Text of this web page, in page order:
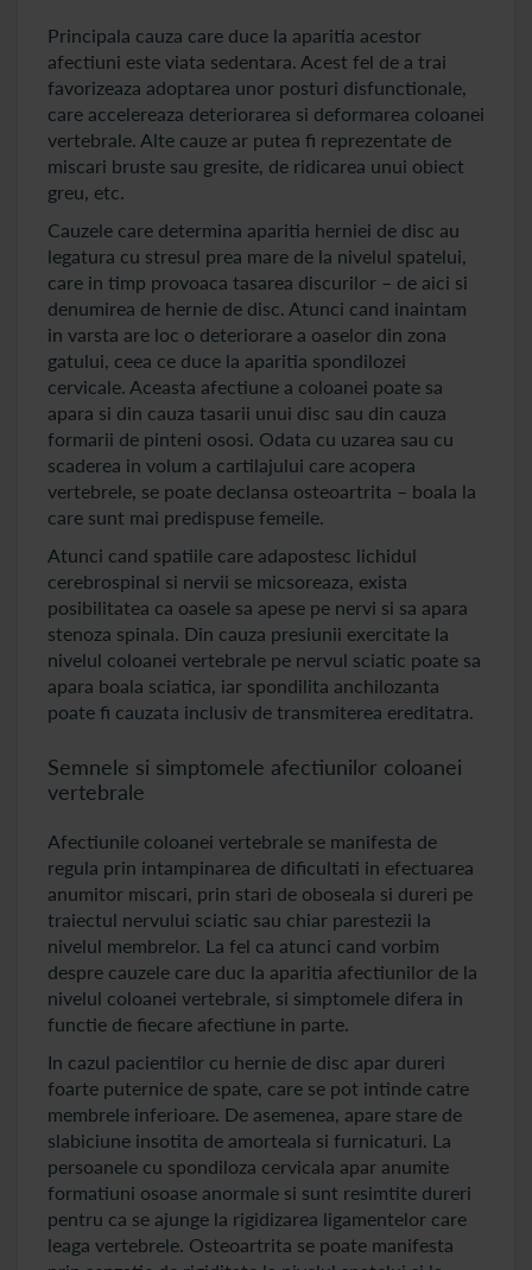
Principala cauza care duce la aparitia acestor
afectiuni este viata sedentara. Acest fel de a trai
favorizeaza adoptarea unor posturi disfunctionale,
care accelereaza deteriorarea si deformarea coloanei
vertebrale. Alte cauze ar putea fi reprezentate de
miscari bruste sau gresite, de ridicarea unui obiect
greu, etc.
Cauzele care determina aparitia herniei de disc au
legatura cu stresul prea mare de la nivelul spatelui,
care in timp provoaca tasarea discurilor – de aici si
denumirea de hernie de disc. Atunci cand inaintam
in varsta are loc o deteriorare a oaselor din zona
gatului, ceea ce duce la aparitia spondilozei
cervicale. Aceasta afectiune a coloanei poate sa
apara si din cauza tasarii unui disc sau din cauza
formarii de pinteni ososi. Odata cu uzarea sau cu
scaderea in volum a cartilajului care acopera
vertebrele, se poate declansa osteoartrita – boala la
care sunt mai predispuse femeile.
Atunci cand spatiile care adapostesc lichidul
cerebrospinal si nervii se micsoreaza, exista
posibilitatea ca oasele sa apese pe nervi si sa apara
stenoza spinala. Din cauza presiunii exercitate la
nivelul coloanei vertebrale pe nervul sciatic poate sa
apara boala sciatica, iar spondilita anchilozanta
poate fi cauzata inclusiv de transmiterea ereditatra.
Semnele si simptomele afectiunilor coloanei
vertebrale
Afectiunile coloanei vertebrale se manifesta de
regula prin intampinarea de dificultati in efectuarea
anumitor miscari, prin stari de oboseala si dureri pe
traiectul nervului sciatic sau chiar parestezii la
nivelul membrelor. La fel ca atunci cand vorbim
despre cauzele care duc la aparitia afectiunilor de la
nivelul coloanei vertebrale, si simptomele difera in
functie de fiecare afectiune in parte.
In cazul pacientilor cu hernie de disc apar dureri
foarte puternice de spate, care se pot intinde catre
membrele inferioare. De asemenea, apare stare de
slabiciune insotita de amorteala si furnicaturi. La
persoanele cu spondiloza cervicala apar anumite
formatiuni osoase anormale si sunt resimtite dureri
pentru ca se ajunge la rigidizarea ligamentelor care
leaga vertebrele. Osteoartrita se poate manifesta